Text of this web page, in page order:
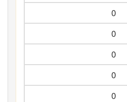
0
0
0
0
0